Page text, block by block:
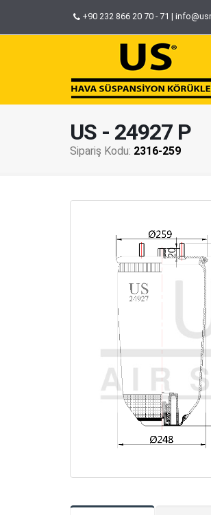
+90 232 866 20 70 - 71 |
US - 24927 P
Sipariş Kodu: 2316-259